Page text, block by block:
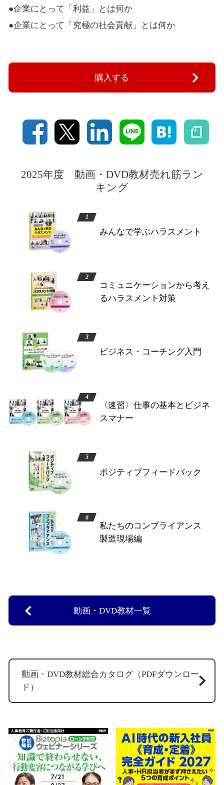
●企業にとって「利益」とは何か
●企業にとって「究極の社会貢献」とは何か
購入する
2025年度 動画・DVD教材売れ筋ラン
キング
みんなで学ぶハラスメント
コミュニケーションから考え
るハラスメント対策
ビジネス・コーチング入門
〈速習〉仕事の基本とビジネ
スマナー
ポジティブフィードバック
私たちのコンプライアンス
製造現場編
動画・DVD教材一覧
動画・DVD教材総合カタログ（PDFダウンロー
ド）